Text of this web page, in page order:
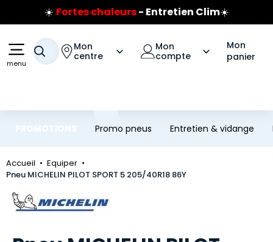
Aller au contenu principal
Aller à la navigation
☀️ Fortes chaleurs- Entretien Clim☀️
Prix coûtant pneus Bridgestone
Jusqu'à 120€ remboursés
sur les pneus Bridgestone
menu
Votre recherche
Mon
centre
Mon
compte
Mon
panier
Promo pneus Entretien & vidange
Accueil
Equiper
Pneu MICHELIN PILOT SPORT 5 205/40R18 86Y
Marque